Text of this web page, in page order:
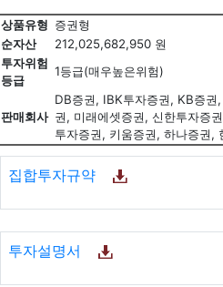
상품유형 증권형
순자산
212,025,682,950 원
투자위험
등급
1등급(매우높은위험)
판매회사
DB증권, IBK투자증권, KB증
권, 미래에셋증권, 신한투자증
투자증권, 키움증권, 하나증권,
집합투자규약
투자설명서